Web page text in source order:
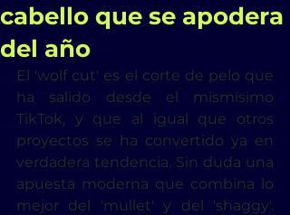
cabello que se apodera
del año
El 'wolf cut' es el corte de pelo que
ha salido desde el mismísimo
TikTok, y que al igual que otros
proyectos se ha convertido ya en
verdadera tendencia. Sin duda una
apuesta moderna que combina lo
mejor del 'mullet' y del 'shaggy'.